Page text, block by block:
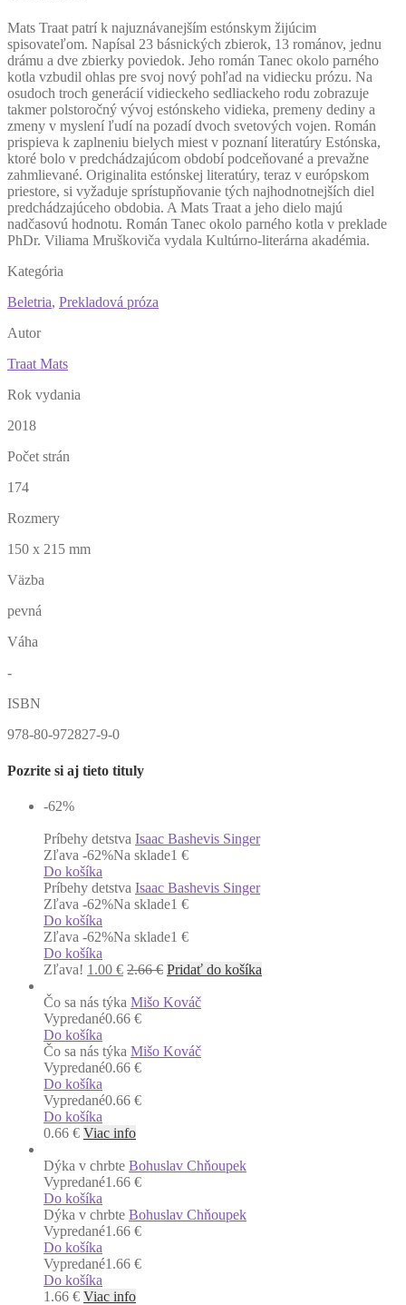
Mats Traat patrí k najuznávanejším estónskym žijúcim
spisovateľom. Napísal 23 básnických zbierok, 13 románov, jednu
drámu a dve zbierky poviedok. Jeho román Tanec okolo parného
kotla vzbudil ohlas pre svoj nový pohľad na vidiecku prózu. Na
osudoch troch generácií vidieckeho sedliackeho rodu zobrazuje
takmer polstoročný vývoj estónskeho vidieka, premeny dediny a
zmeny v myslení ľudí na pozadí dvoch svetových vojen. Román
prispieva k zaplneniu bielych miest v poznaní literatúry Estónska,
ktoré bolo v predchádzajúcom období podceňované a prevažne
zahmlievané. Originalita estónskej literatúry, teraz v európskom
priestore, si vyžaduje sprístupňovanie tých najhodnotnejších diel
predchádzajúceho obdobia. A Mats Traat a jeho dielo majú
nadčasovú hodnotu. Román Tanec okolo parného kotla v preklade
PhDr. Viliama Mruškoviča vydala Kultúrno-literárna akadémia.
Kategória
Beletria, Prekladová próza
Autor
Traat Mats
Rok vydania
2018
Počet strán
174
Rozmery
150 x 215 mm
Väzba
pevná
Váha
-
ISBN
978-80-972827-9-0
Pozrite si aj tieto tituly
-62%
Príbehy detstva Isaac Bashevis Singer
Zľava -62%Na sklade1 €
Do košíka
Príbehy detstva Isaac Bashevis Singer
Zľava -62%Na sklade1 €
Do košíka
Zľava -62%Na sklade1 €
Do košíka
Zľava! 1.00 € 2.66€ Pridať do košíka
Čo sa nás týka Mišo Kováč
Vypredané0.66 €
Do košíka
Čo sa nás týka Mišo Kováč
Vypredané0.66 €
Do košíka
Vypredané0.66 €
Do košíka
0.66 € Viac info
Dýka v chrbte Bohuslav Chňoupek
Vypredané1.66 €
Do košíka
Dýka v chrbte Bohuslav Chňoupek
Vypredané1.66 €
Do košíka
Vypredané1.66 €
Do košíka
1.66 € Viac info